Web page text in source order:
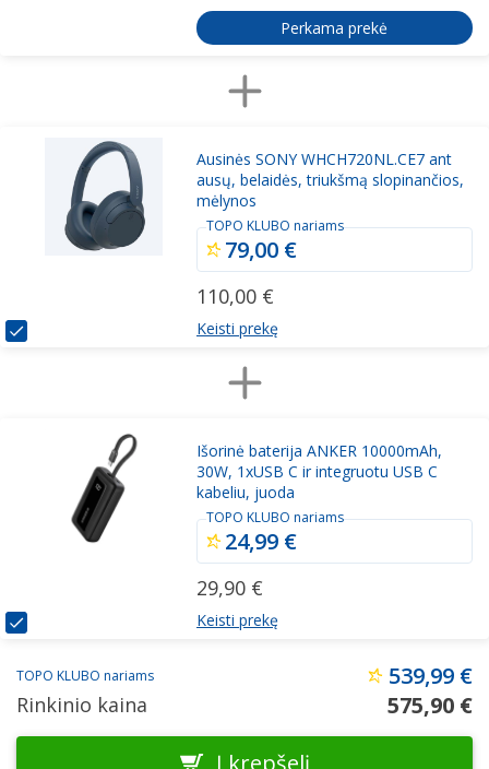
Perkama prekė
Ausinės SONY WHCH720NL.CE7 ant
ausų, belaidės, triukšmą slopinančios,
mėlynos
110,00 €
TOPO KLUBO nariams
79,00 €
Keisti prekę
Išorinė baterija ANKER 10000mAh,
30W, 1xUSB C ir integruotu USB C
kabeliu, juoda
29,90 €
TOPO KLUBO nariams
24,99 €
Keisti prekę
TOPO KLUBO nariams 539,99 €
Rinkinio kaina
575,90 €
Į krepšelį